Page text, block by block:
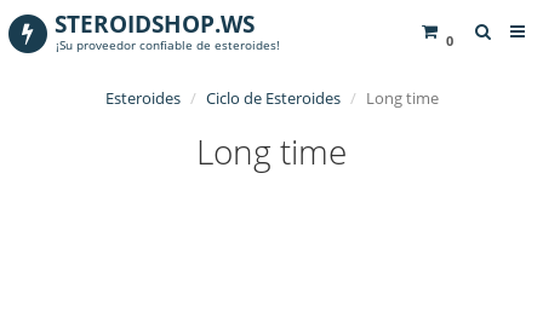
0
STEROIDSHOP.WS
¡Su proveedor confiable de esteroides!
Esteroides Ciclo de Esteroides Long time
Long time